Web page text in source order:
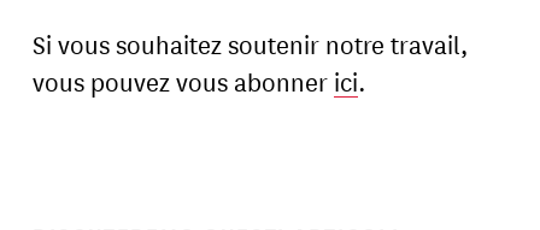
Si vous souhaitez soutenir notre travail,
vous pouvez vous abonner ici.